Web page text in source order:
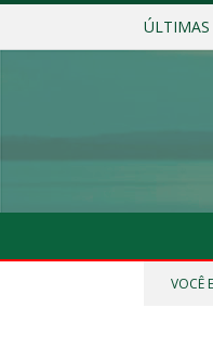
ÚLTIMAS
VOCÊ